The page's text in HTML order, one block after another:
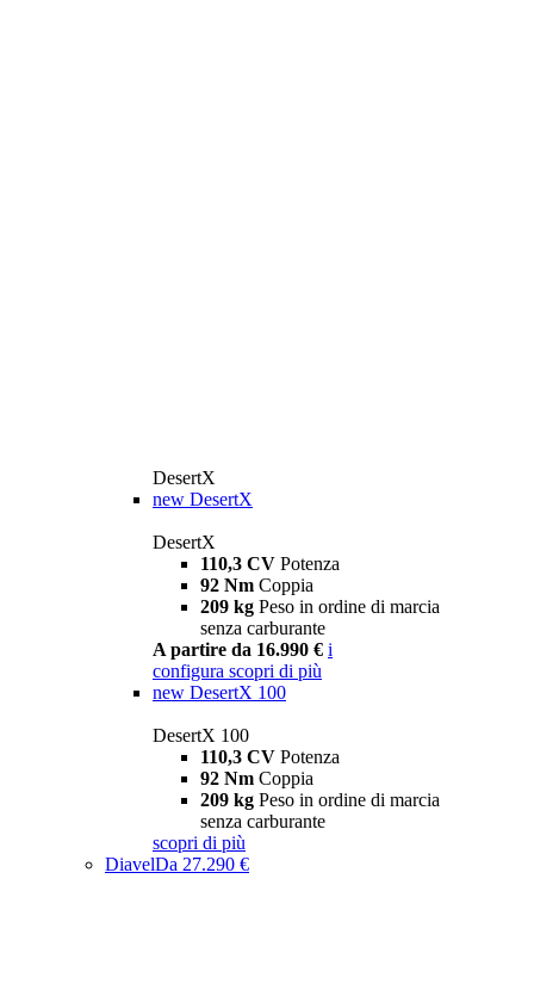
DesertX
new DesertX
DesertX
110,3 CV Potenza
92 Nm Coppia
209 kg Peso in ordine di marcia
senza carburante
A partire da 16.990 € i
configura scopri di più
new DesertX 100
DesertX 100
110,3 CV Potenza
92 Nm Coppia
209 kg Peso in ordine di marcia
senza carburante
scopri di più
DiavelDa 27.290 €